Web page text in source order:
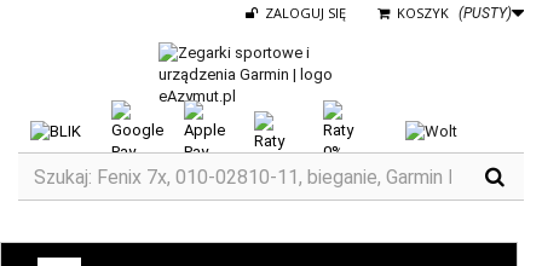
KOSZYK (PUSTY)
ZALOGUJ SIĘ